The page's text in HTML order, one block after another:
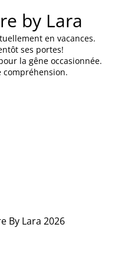
by Lara
en vacances.
ses portes!
la gêne occasionnée.
compréhension.
By Lara 2026